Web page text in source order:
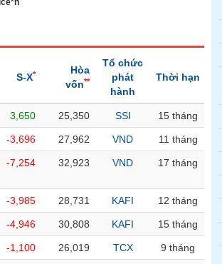
S-X*
Hòa
vốn**
Tổ chức
phát
hành
Thời hạn
3,650 25,350 SSI 15 tháng
-3,696 27,962 VND 11 tháng
-7,254 32,923 VND 17 tháng
-3,985 28,731 KAFI 12 tháng
-4,946 30,808 KAFI 15 tháng
-1,100 26,019 TCX 9 tháng
Hợp đồng tương lai Trái phiếu